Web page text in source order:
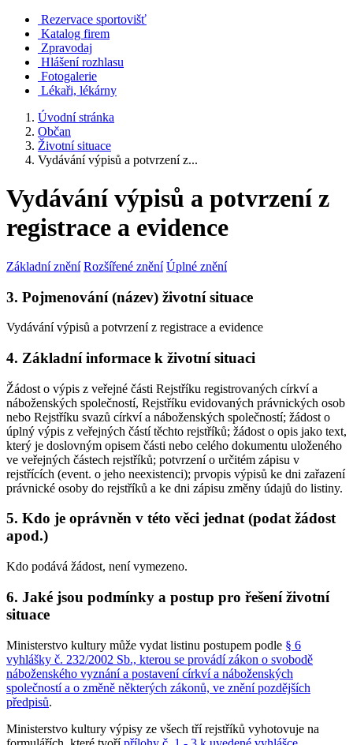
Rezervace sportovišť
Katalog firem
Zpravodaj
Hlášení rozhlasu
Fotogalerie
Lékaři, lékárny
Úvodní stránka
Občan
Životní situace
Vydávání výpisů a potvrzení z...
Vydávání výpisů a potvrzení z
registrace a evidence
Základní znění Rozšířené znění Úplné znění
3. Pojmenování (název) životní situace
Vydávání výpisů a potvrzení z registrace a evidence
4. Základní informace k životní situaci
Žádost o výpis z veřejné části Rejstříku registrovaných církví a
náboženských společností, Rejstříku evidovaných právnických osob
nebo Rejstříku svazů církví a náboženských společností; žádost o
úplný výpis z veřejných částí těchto rejstříků; žádost o opis jako text,
který je doslovným opisem části nebo celého dokumentu uloženého
ve veřejných částech rejstříků; potvrzení o určitém zápisu v
rejstřících (event. o jeho neexistenci); prvopis výpisů ke dni zařazení
právnické osoby do rejstříků a ke dni zápisu změny údajů do listiny.
5. Kdo je oprávněn v této věci jednat (podat žádost
apod.)
Kdo podává žádost, není vymezeno.
6. Jaké jsou podmínky a postup pro řešení životní
situace
Ministerstvo kultury může vydat listinu postupem podle § 6
vyhlášky č. 232/2002 Sb., kterou se provádí zákon o svobodě
náboženského vyznání a postavení církví a náboženských
společností a o změně některých zákonů, ve znění pozdějších
předpisů.
Ministerstvo kultury výpisy ze všech tří rejstříků vyhotovuje na